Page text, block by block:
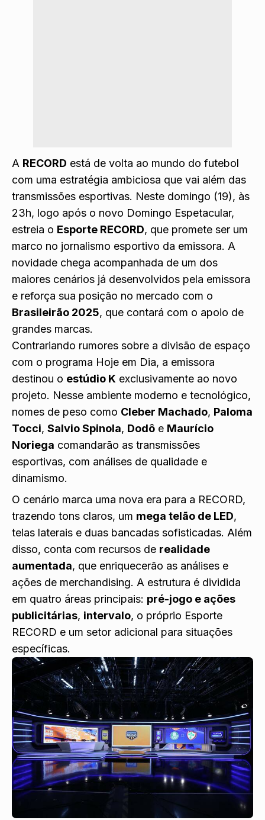
A RECORD está de volta ao mundo do futebol
com uma estratégia ambiciosa que vai além das
transmissões esportivas. Neste domingo (19), às
23h, logo após o novo Domingo Espetacular,
estreia o Esporte RECORD, que promete ser um
marco no jornalismo esportivo da emissora. A
novidade chega acompanhada de um dos
maiores cenários já desenvolvidos pela emissora
e reforça sua posição no mercado com o
Brasileirão 2025, que contará com o apoio de
grandes marcas.
Contrariando rumores sobre a divisão de espaço
com o programa Hoje em Dia, a emissora
destinou o estúdio K exclusivamente ao novo
projeto. Nesse ambiente moderno e tecnológico,
nomes de peso como Cleber Machado, Paloma
Tocci, Salvio Spinola, Dodô e Maurício
Noriega comandarão as transmissões
esportivas, com análises de qualidade e
dinamismo.
O cenário marca uma nova era para a RECORD,
trazendo tons claros, um mega telão de LED,
telas laterais e duas bancadas sofisticadas. Além
disso, conta com recursos de realidade
aumentada, que enriquecerão as análises e
ações de merchandising. A estrutura é dividida
em quatro áreas principais: pré-jogo e ações
publicitárias, intervalo, o próprio Esporte
RECORD e um setor adicional para situações
específicas.